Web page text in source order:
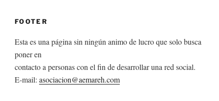
FOOTER
Esta es una página sin ningún animo de lucro que solo busca
poner en
contacto a personas con el fin de desarrollar una red social.
E-mail: asociacion@aemareh.com